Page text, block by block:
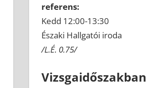
referens:
Kedd 12:00-13:30
Északi Hallgatói iroda
/L.É. 0.75/
Vizsgaidőszakban